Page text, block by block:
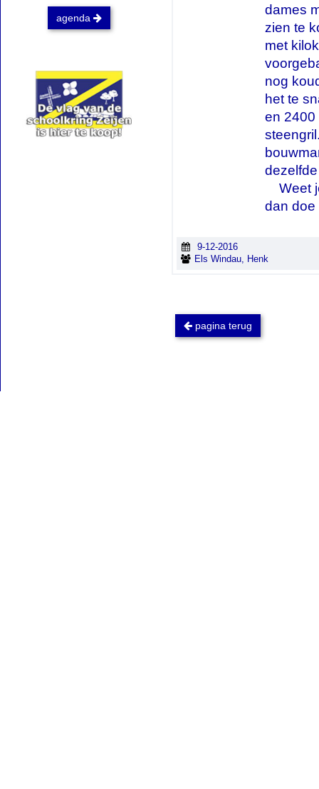
agenda
dames
zien te
met
nog
het te
en 2400
Weet
dan doe
9-12-2016
Els Windau, Henk
pagina terug